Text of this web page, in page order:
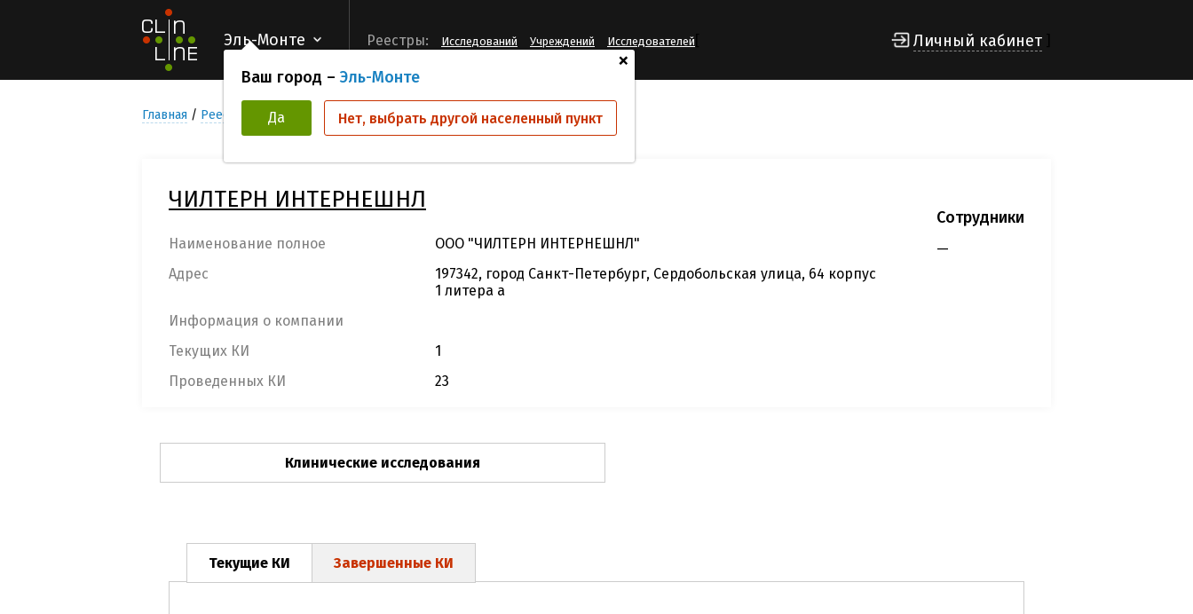
Эль-Монте
+
Ваш город – Эль-Монте
Да Нет, выбрать другой населенный пункт
Реестры: Исследований Учреждений Исследователей Личный кабинет
Главная Реестр компаний организаторов КИО ООО "ЧИЛТЕРН ИНТЕРНЕШНЛ"
ЧИЛТЕРН ИНТЕРНЕШНЛ
Наименование полное
ООО "ЧИЛТЕРН ИНТЕРНЕШНЛ"
Адрес
197342, город Санкт-Петербург, Сердобольская улица, 64 корпус
1 литера а
Информация о компании
Текущих КИ
1
Проведенных КИ
23
Сотрудники
—
Клинические исследования
Текущие КИ Завершенные КИ